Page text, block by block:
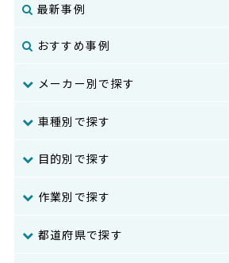
最新事例
おすすめ事例
メーカー別で探す
車種別で探す
目的別で探す
作業別で探す
都道府県で探す